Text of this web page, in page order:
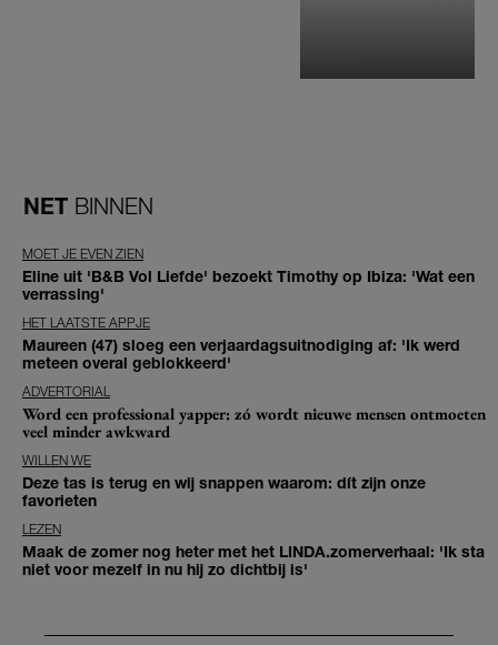
NET BINNEN
MOET JE EVEN ZIEN
Eline uit 'B&B Vol Liefde' bezoekt Timothy op Ibiza: 'Wat een
verrassing'
HET LAATSTE APPJE
Maureen (47) sloeg een verjaardagsuitnodiging af: 'Ik werd
meteen overal geblokkeerd'
ADVERTORIAL
Word een professional yapper: zó wordt nieuwe mensen ontmoeten
veel minder awkward
WILLEN WE
Deze tas is terug en wij snappen waarom: dít zijn onze
favorieten
LEZEN
Maak de zomer nog heter met het LINDA.zomerverhaal: 'Ik sta
niet voor mezelf in nu hij zo dichtbij is'